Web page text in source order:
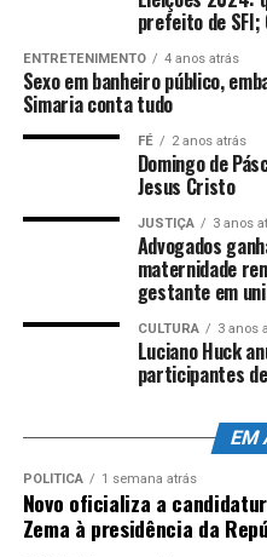
com informações da
edição deNicolle Expósito
Costa/Arquivo Ales
prefeito de
ENTRETENIMENTO 4 anos atrás
Sexo em banheiro público,
Simaria conta tudo
FÉ 2 anos atrás
Domingo de
Jesus Cristo
JUSTIÇA 3 anos
Advogados
maternidade
gestante em
CULTURA 3 anos
Luciano Huck
participantes
EM
POLÍTICA 1 semana atrás
Novo oficializa a
Zema à presidência da